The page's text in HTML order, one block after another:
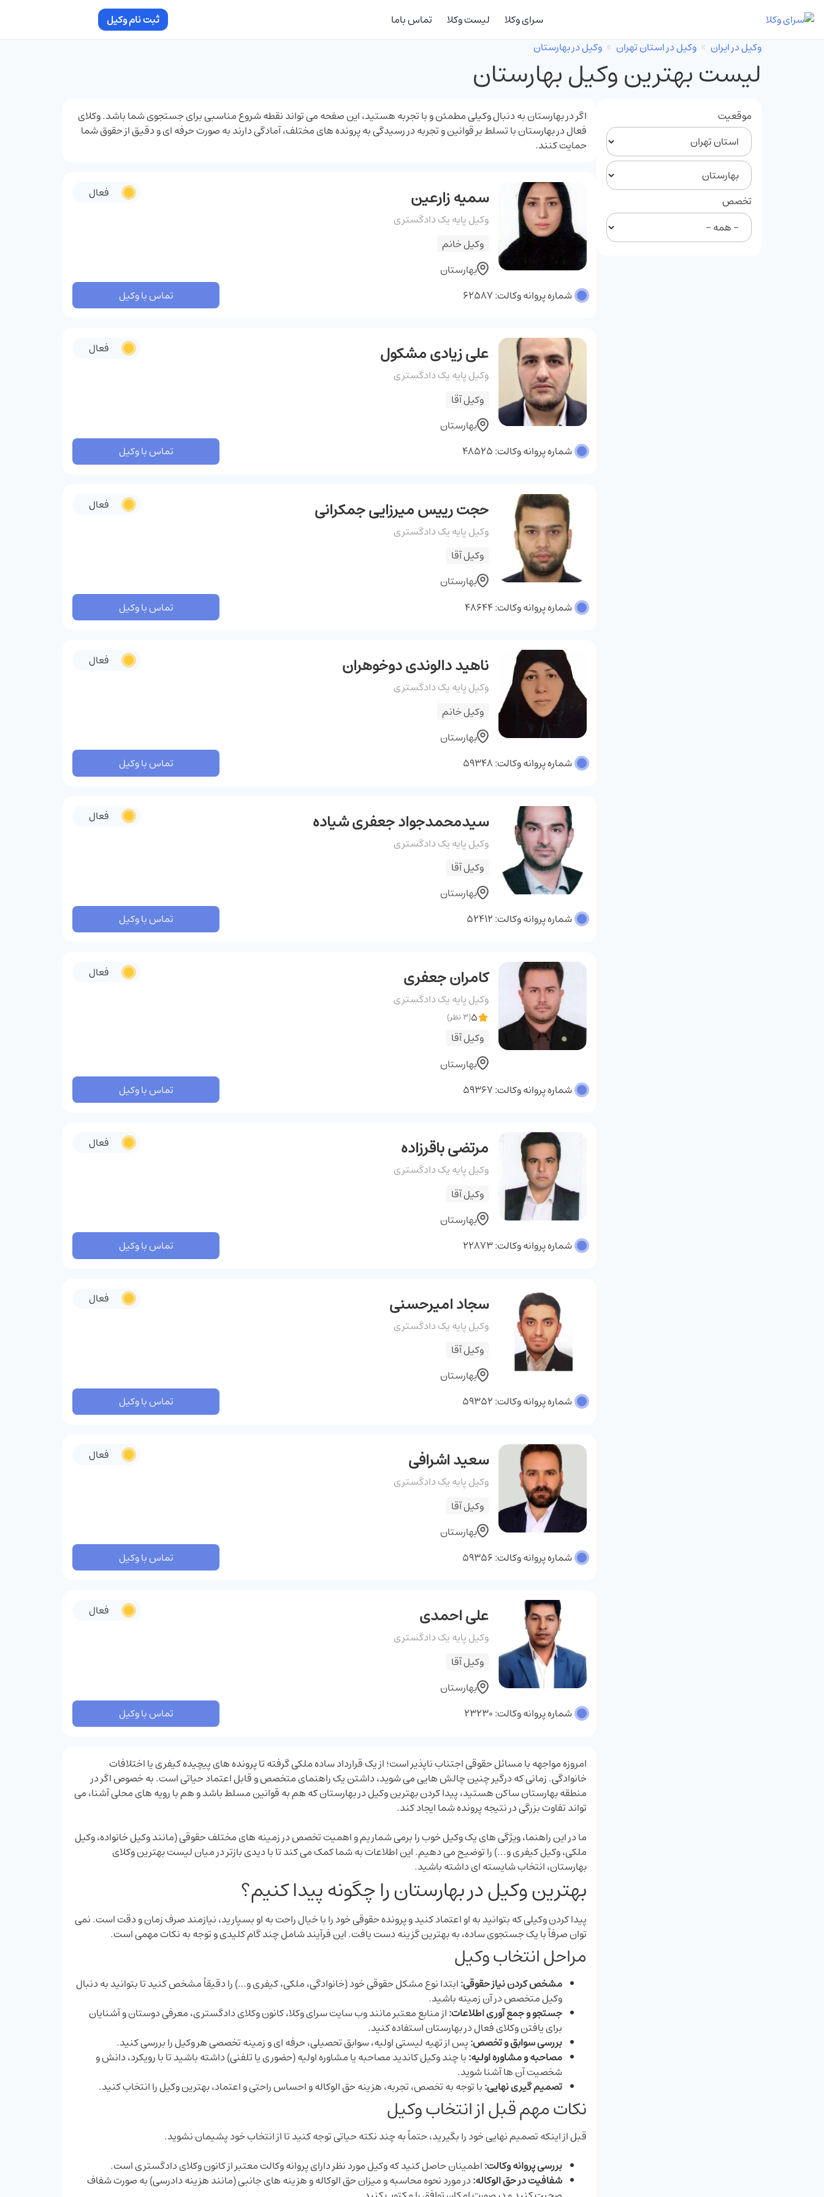
سرای وکلا لیست وکلا تماس باما
ثبت نام وکیل
وکیل در ایران
وکیل در استان تهران وکیل در بهارستان
لیست بهترین وکیل بهارستان
موقعیت
تخصص
اگر در بهارستان به‌ دنبال وکیلی مطمئن و با تجربه هستید، این صفحه می ‌تواند نقطه شروع مناسبی برای جستجوی شما باشد. وکلای
فعال در بهارستان با تسلط بر قوانین و تجربه در رسیدگی به پرونده‌ های مختلف، آمادگی دارند به ‌صورت حرفه ‌ای و دقیق از حقوق شما
حمایت کنند.
سمیه زارعین
وکیل پایه یک دادگستری
وکیل خانم
بهارستان
فعال
شماره پروانه وکالت: 62587 تماس با وکیل
علی زیادی مشکول
وکیل پایه یک دادگستری
وکیل آقا
بهارستان
فعال
شماره پروانه وکالت: 48525 تماس با وکیل
حجت رییس میرزایی جمکرانی
وکیل پایه یک دادگستری
وکیل آقا
بهارستان
فعال
شماره پروانه وکالت: 48644 تماس با وکیل
ناهید دالوندی دوخوهران
وکیل پایه یک دادگستری
وکیل خانم
بهارستان
فعال
شماره پروانه وکالت: 59348 تماس با وکیل
سیدمحمدجواد جعفری شیاده
وکیل پایه یک دادگستری
وکیل آقا
بهارستان
فعال
شماره پروانه وکالت: 52412 تماس با وکیل
کامران جعفری
وکیل پایه یک دادگستری
5(3 نظر)
وکیل آقا
بهارستان
فعال
شماره پروانه وکالت: 59367 تماس با وکیل
مرتضی باقرزاده
وکیل پایه یک دادگستری
وکیل آقا
بهارستان
فعال
شماره پروانه وکالت: 22873 تماس با وکیل
سجاد امیرحسنی
وکیل پایه یک دادگستری
وکیل آقا
بهارستان
فعال
شماره پروانه وکالت: 59352 تماس با وکیل
سعید اشرافی
وکیل پایه یک دادگستری
وکیل آقا
بهارستان
فعال
شماره پروانه وکالت: 59356 تماس با وکیل
علی احمدی
وکیل پایه یک دادگستری
وکیل آقا
بهارستان
فعال
شماره پروانه وکالت: 23230 تماس با وکیل
امروزه مواجهه با مسائل حقوقی اجتناب ‌ناپذیر است؛ از یک قرارداد ساده ملکی گرفته تا پرونده ‌های پیچیده کیفری یا اختلافات
خانوادگی. زمانی که درگیر چنین چالش ‌هایی می ‌شوید، داشتن یک راهنمای متخصص و قابل اعتماد حیاتی است. به ‌خصوص اگر در
منطقه بهارستان ساکن هستید، پیدا کردن بهترین وکیل در بهارستان که هم به قوانین مسلط باشد و هم با رویه‌ های محلی آشنا، می‌
تواند تفاوت بزرگی در نتیجه پرونده شما ایجاد کند.
ما در این راهنما، ویژگی‌ های یک وکیل خوب را برمی‌ شماریم و اهمیت تخصص در زمینه‌ های مختلف حقوقی (مانند وکیل خانواده، وکیل
ملکی، وکیل کیفری و...) را توضیح می ‌دهیم. این اطلاعات به شما کمک می ‌کند تا با دیدی بازتر در میان لیست بهترین وکلای
بهارستان، انتخاب شایسته ‌ای داشته باشید.
بهترین وکیل در بهارستان را چگونه پیدا کنیم؟
پیدا کردن وکیلی که بتوانید به او اعتماد کنید و پرونده حقوقی خود را با خیال راحت به او بسپارید، نیازمند صرف زمان و دقت است. نمی
‌توان صرفاً با یک جستجوی ساده، به بهترین گزینه دست یافت. این فرآیند شامل چند گام کلیدی و توجه به نکات مهمی است.
مراحل انتخاب وکیل
مشخص کردن نیاز حقوقی:ابتدا نوع مشکل حقوقی خود (خانوادگی، ملکی، کیفری و…) را دقیقاً مشخص کنید تا بتوانید به دنبال
وکیل متخصص در آن زمینه باشید.
جستجو و جمع ‌آوری اطلاعات:از منابع معتبر مانند وب سایت سرای وکلا، کانون وکلای دادگستری، معرفی دوستان و آشنایان
برای یافتن وکلای فعال در بهارستان استفاده کنید.
بررسی سوابق و تخصص:پس از تهیه لیستی اولیه، سوابق تحصیلی، حرفه‌ ای و زمینه تخصصی هر وکیل را بررسی کنید.
مصاحبه و مشاوره اولیه:با چند وکیل کاندید مصاحبه یا مشاوره اولیه (حضوری یا تلفنی) داشته باشید تا با رویکرد، دانش و
شخصیت آن ‌ها آشنا شوید.
تصمیم ‌گیری نهایی:با توجه به تخصص، تجربه، هزینه حق ‌الوکاله و احساس راحتی و اعتماد، بهترین وکیل را انتخاب کنید.
نکات مهم قبل از انتخاب وکیل
قبل از اینکه تصمیم نهایی خود را بگیرید، حتماً به چند نکته حیاتی توجه کنید تا از انتخاب خود پشیمان نشوید.
بررسی پروانه وکالت:اطمینان حاصل کنید که وکیل مورد نظر دارای پروانه وکالت معتبر از کانون وکلای دادگستری است.
شفافیت در حق‌ الوکاله:در مورد نحوه محاسبه و میزان حق ‌الوکاله و هزینه ‌های جانبی (مانند هزینه دادرسی) به صورت شفاف